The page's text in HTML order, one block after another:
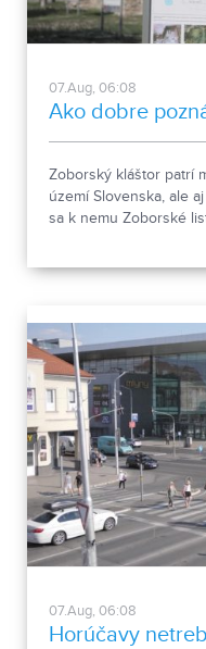
07.Aug, 06:08
Ako dobre
Zoborský kláštor patrí
území Slovenska, ale
sa k nemu Zoborské
07.Aug, 06:08
Horúčavy